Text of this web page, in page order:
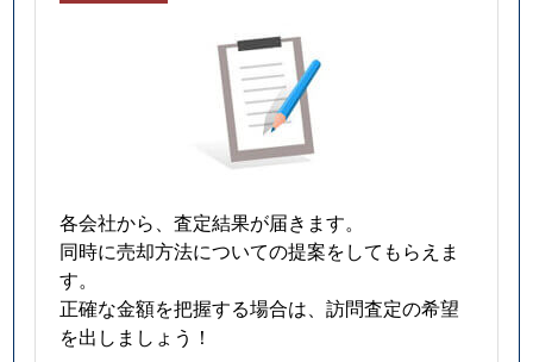
各会社から、査定結果が届きます。
同時に売却方法についての提案をしてもらえま
す。
正確な金額を把握する場合は、訪問査定の希望
を出しましょう！